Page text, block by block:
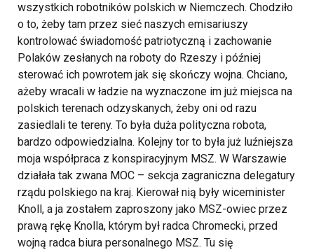
wszystkich robotników polskich w Niemczech. Chodziło
o to, żeby tam przez sieć naszych emisariuszy
kontrolować świadomość patriotyczną i zachowanie
Polaków zesłanych na roboty do Rzeszy i później
sterować ich powrotem jak się skończy wojna. Chciano,
ażeby wracali w ładzie na wyznaczone im już miejsca na
polskich terenach odzyskanych, żeby oni od razu
zasiedlali te tereny. To była duża polityczna robota,
bardzo odpowiedzialna. Kolejny tor to była już luźniejsza
moja współpraca z konspiracyjnym MSZ. W Warszawie
działała tak zwana MOC – sekcja zagraniczna delegatury
rządu polskiego na kraj. Kierował nią były wiceminister
Knoll, a ja zostałem zaproszony jako MSZ-owiec przez
prawą rękę Knolla, którym był radca Chromecki, przed
wojną radca biura personalnego MSZ. Tu się